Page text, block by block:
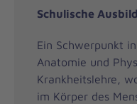
Schulische
Ein Schwerpunkt
Anatomie und
Krankheitslehre,
im Körper des